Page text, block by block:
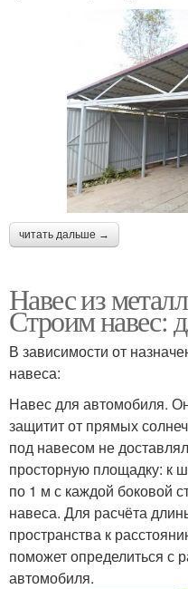
читать дальше →
Навес из
Строим навес:
В зависимости от
навеса:
Навес для автомобиля.
защитит от прямых
под навесом не
просторную площадку: к
по 1 м с каждой боковой
навеса. Для расчёта
пространства к
поможет определиться с
автомобиля.